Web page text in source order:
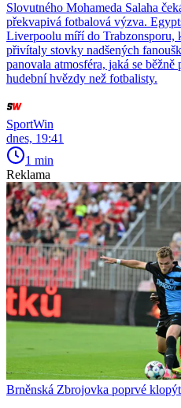
Slovutného Mohameda Salaha
překvapivá fotbalová výzva.
Liverpoolu míří do Trabzonsporu,
přivítaly stovky nadšených
panovala atmosféra, jaká se
hudební hvězdy než fotbalisty.
SportWin
dnes, 19:41
1 min
Reklama
Brněnská Zbrojovka poprvé